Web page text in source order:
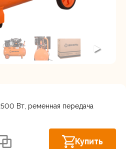
Вт, ременная передача
Купить
3 лит.Б
несколько
штук